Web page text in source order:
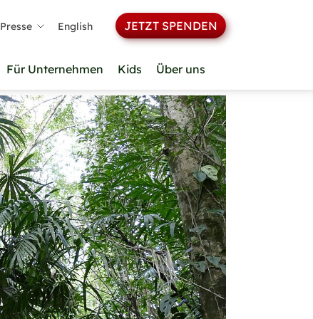
Presse English JETZT SPENDEN
Für Unternehmen Kids Über uns